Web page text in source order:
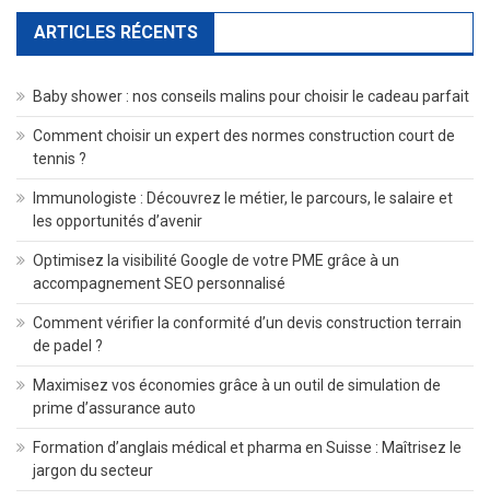
ARTICLES RÉCENTS
Baby shower : nos conseils malins pour choisir le cadeau parfait
Comment choisir un expert des normes construction court de
tennis ?
Immunologiste : Découvrez le métier, le parcours, le salaire et
les opportunités d’avenir
Optimisez la visibilité Google de votre PME grâce à un
accompagnement SEO personnalisé
Comment vérifier la conformité d’un devis construction terrain
de padel ?
Maximisez vos économies grâce à un outil de simulation de
prime d’assurance auto
Formation d’anglais médical et pharma en Suisse : Maîtrisez le
jargon du secteur